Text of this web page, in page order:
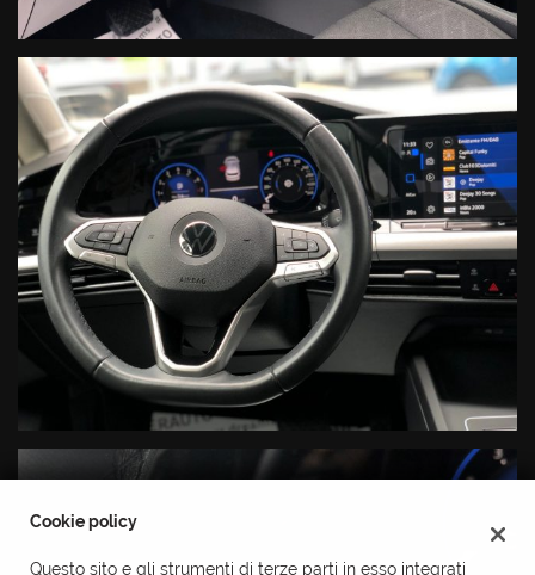
Cookie policy
Questo sito e gli strumenti di terze parti in esso integrati